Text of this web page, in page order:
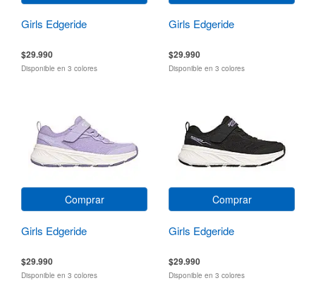
Girls Edgeride
$29.990
Disponible en 3 colores
Girls Edgeride
$29.990
Disponible en 3 colores
Comprar
Girls Edgeride
$29.990
Disponible en 3 colores
Comprar
Girls Edgeride
$29.990
Disponible en 3 colores